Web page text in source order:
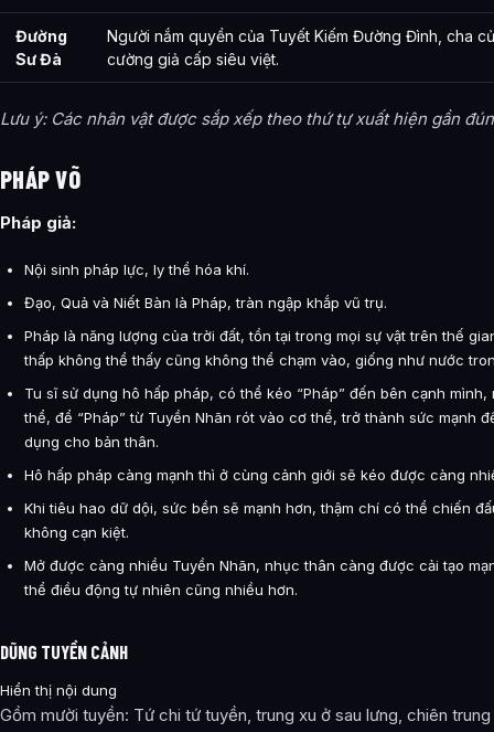
Đường
Sư Đà
Người nắm quyền của Tuyết Kiếm Đường Đình, cha
cường giả cấp siêu việt.
Lưu ý: Các nhân vật được sắp xếp theo thứ tự xuất hiện gần
PHÁP VÕ
Pháp giả:
Nội sinh pháp lực, ly thể hóa khí.
Đạo, Quả và Niết Bàn là Pháp, tràn ngập khắp vũ trụ.
Pháp là năng lượng của trời đất, tồn tại trong mọi sự vật trên thế
thấp không thể thấy cũng không thể chạm vào, giống như nước
Tu sĩ sử dụng hô hấp pháp, có thể kéo “Pháp” đến bên cạnh
thể, để “Pháp” từ Tuyền Nhãn rót vào cơ thể, trở thành sức mạnh
dụng cho bản thân.
Hô hấp pháp càng mạnh thì ở cùng cảnh giới sẽ kéo được càng
Khi tiêu hao dữ dội, sức bền sẽ mạnh hơn, thậm chí có thể chiến
không cạn kiệt.
Mở được càng nhiều Tuyền Nhãn, nhục thân càng được cải tạo
thể điều động tự nhiên cũng nhiều hơn.
DŨNG TUYỀN CẢNH
Hiển thị nội dung
Gồm mười tuyền: Tứ chi tứ tuyền, trung xu ở sau lưng, chiên